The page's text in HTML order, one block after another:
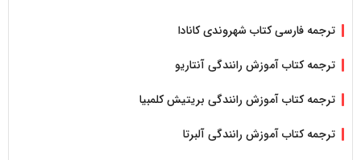
ترجمه فارسی کتاب شهروندی کانادا
ترجمه کتاب آموزش رانندگی آنتاریو
ترجمه کتاب آموزش رانندگی بریتیش کلمبیا
ترجمه کتاب آموزش رانندگی آلبرتا